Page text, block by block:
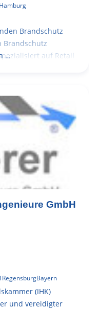
Hamburg
Brandschutz
Brandschutz
auf Retail
…
GmbH
RegensburgBayern
(IHK)
und vereidigter